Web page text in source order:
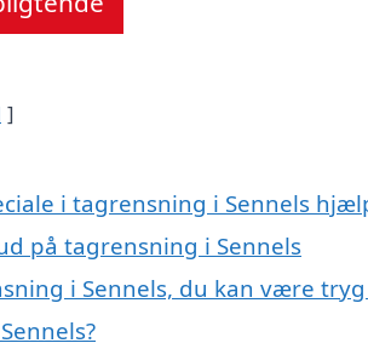
i tagrensning i Sennels
på tagrensning i Sennels
i Sennels, du kan være